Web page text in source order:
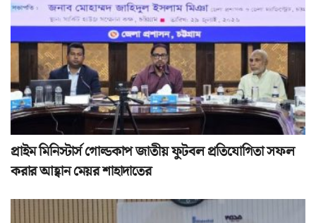
প্রাইম মিনিস্টার্স গোল্ডকাপ জাতীয় ফুটবল প্রতিযোগিতা সফল
করার আহ্বান মেয়র শাহাদাতের